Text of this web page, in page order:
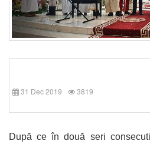
31 Dec 2019 3819
După ce în două seri